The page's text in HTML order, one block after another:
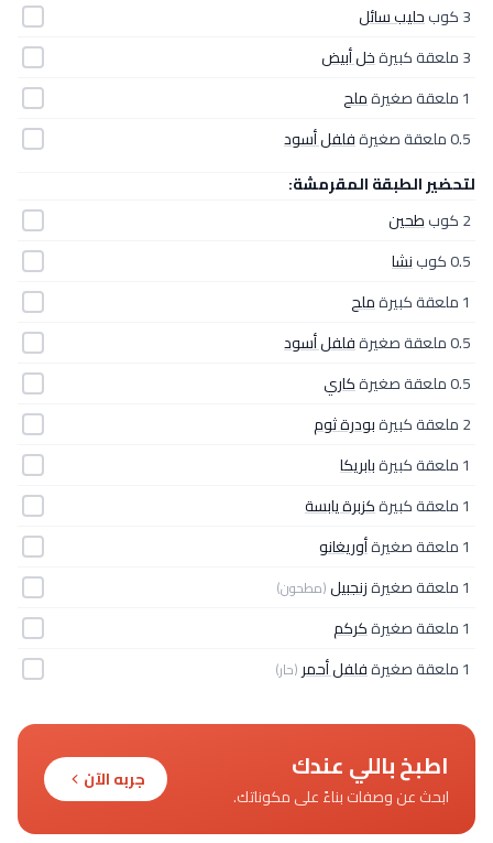
3 كوب
حليب سائل
3 ملعقة كبيرة
خل أبيض
1 ملعقة صغيرة
ملح
0.5 ملعقة صغيرة
فلفل أسود
لتحضير الطبقة المقرمشة:
2 كوب
طحين
0.5 كوب
نشا
1 ملعقة كبيرة
ملح
0.5 ملعقة صغيرة
فلفل أسود
0.5 ملعقة صغيرة
كاري
2 ملعقة كبيرة
بودرة ثوم
1 ملعقة كبيرة
بابريكا
1 ملعقة كبيرة
كزبرة يابسة
1 ملعقة صغيرة
أوريغانو
1 ملعقة صغيرة
زنجبيل(مطحون)
1 ملعقة صغيرة
كركم
1 ملعقة صغيرة
فلفل أحمر (حار)
اطبخ باللي عندك
ابحث عن وصفات بناءً على مكوناتك.
جربه الآن